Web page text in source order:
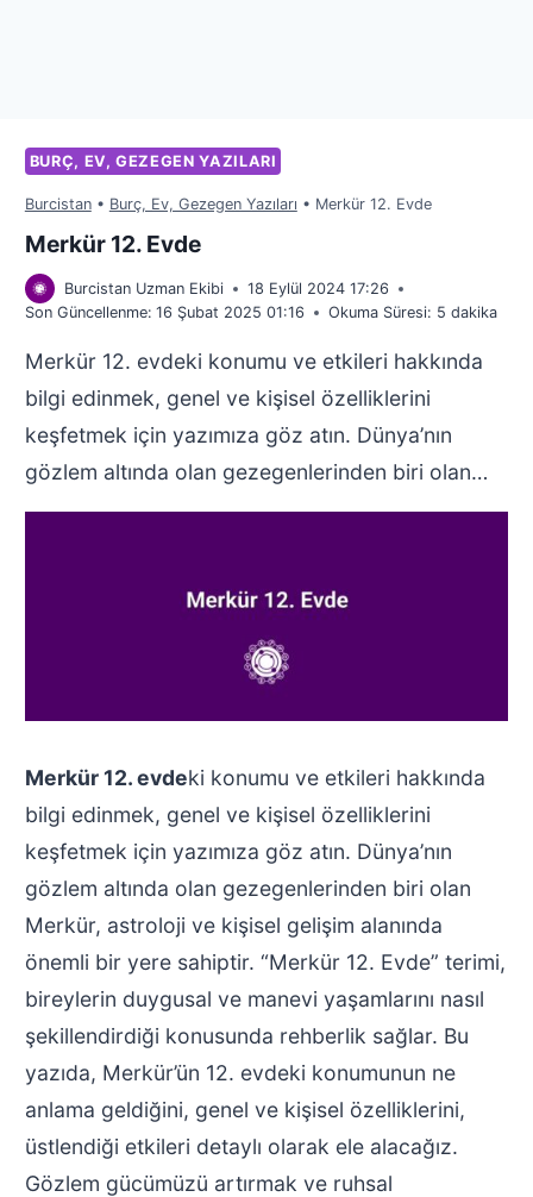
BURÇ, EV, GEZEGEN YAZILARI
Burcistan• Burç, Ev, Gezegen Yazıları • Merkür 12. Evde
Merkür 12. Evde
Burcistan Uzman Ekibi
18 Eylül 2024 17:26
Son Güncellenme: 16 Şubat 2025 01:16 Okuma Süresi: 5 dakika
Merkür 12. evdeki konumu ve etkileri hakkında
bilgi edinmek, genel ve kişisel özelliklerini
keşfetmek için yazımıza göz atın. Dünya’nın
gözlem altında olan gezegenlerinden biri olan…
Merkür 12. evdeki konumu ve etkileri hakkında
bilgi edinmek, genel ve kişisel özelliklerini
keşfetmek için yazımıza göz atın. Dünya’nın
gözlem altında olan gezegenlerinden biri olan
Merkür, astroloji ve kişisel gelişim alanında
önemli bir yere sahiptir. “Merkür 12. Evde” terimi,
bireylerin duygusal ve manevi yaşamlarını nasıl
şekillendirdiği konusunda rehberlik sağlar. Bu
yazıda, Merkür’ün 12. evdeki konumunun ne
anlama geldiğini, genel ve kişisel özelliklerini,
üstlendiği etkileri detaylı olarak ele alacağız.
Gözlem gücümüzü artırmak ve ruhsal